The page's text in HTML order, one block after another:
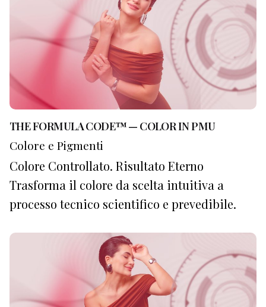
THE FORMULA CODE™ — COLOR IN PMU
Colore e Pigmenti
Colore Controllato. Risultato Eterno
Trasforma il colore da scelta intuitiva a
processo tecnico scientifico e prevedibile.